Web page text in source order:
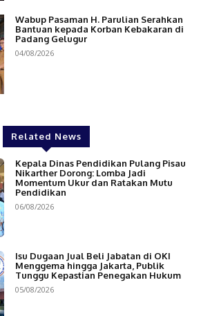
Wabup Pasaman H. Parulian Serahkan
Bantuan kepada Korban Kebakaran di
Padang Gelugur
04/08/2026
Related News
Kepala Dinas Pendidikan Pulang Pisau
Nikarther Dorong: Lomba Jadi
Momentum Ukur dan Ratakan Mutu
Pendidikan
06/08/2026
Isu Dugaan Jual Beli Jabatan di OKI
Menggema hingga Jakarta, Publik
Tunggu Kepastian Penegakan Hukum
05/08/2026